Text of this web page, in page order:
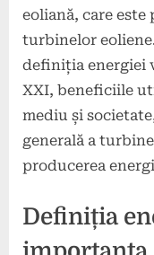
eoliană, care
turbinelor
definiția energiei
XXI, beneficiile
mediu și
generală a
producerea
Definiția